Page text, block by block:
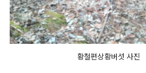
황철편상황버섯 사진